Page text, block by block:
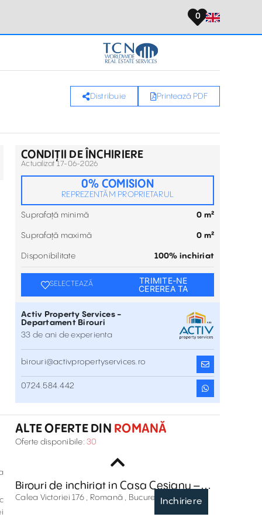
0
Distribuie Printează PDF
CONDIȚII DE ÎNCHIRIERE
Actualizat 17-06-2026
0% COMISION
REPREZENTĂM PROPRIETARUL
Suprafață minimă 0 m²
Suprafață maximă 0 m²
Disponibilitate 100% inchiriat
SELECTEAZĂ
TRIMITE-NE
CEREREA TA
Activ Property Services -
Departament Birouri
33 de ani de experienta
birouri@activpropertyservices.ro
0724.584.442
ALTE OFERTE DIN ROMANĂ
Oferte disponibile: 30
Inchiriere
Birouri de inchiriat in Regus Rosetti
Birouri De Închiriat În Astoria Business
Center
Str. Dionisie Lupu 64 , Romană , București
Inchiriere
Birouri de inchiriat in Casa Cesianu –
Dacia One
Calea Victoriei 176 , Romană , București